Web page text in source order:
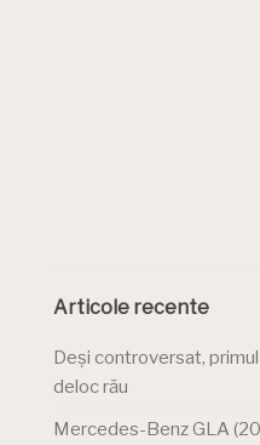
Articole recente
Deși controversat,
deloc rău
Mercedes-Benz GLA